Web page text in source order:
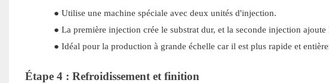
● Utilise une machine spéciale avec deux unités d'injection.
● La première injection crée le substrat dur, et la seconde injection
● Idéal pour la production à grande échelle car il est plus rapide et
Étape 4 : Refroidissement et finition